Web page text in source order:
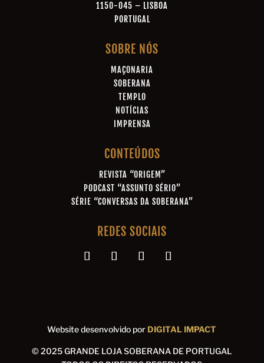
1150-045 – LISBOA
PORTUGAL
SOBRE NÓS
MAÇONARIA
SOBERANA
TEMPLO
NOTÍCIAS
IMPRENSA
CONTEÚDOS
REVISTA “ORIGEM”
PODCAST “ASSUNTO SÉRIO”
SÉRIE “CONVERSAS DA SOBERANA”
REDES SOCIAIS
Website desenvolvido por DIGITAL IMPACT
© 2025 GRANDE LOJA SOBERANA DE PORTUGAL